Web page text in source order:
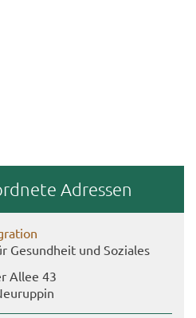
Adres­sen
Ge­sund­heit und So­zia­les
Allee 43